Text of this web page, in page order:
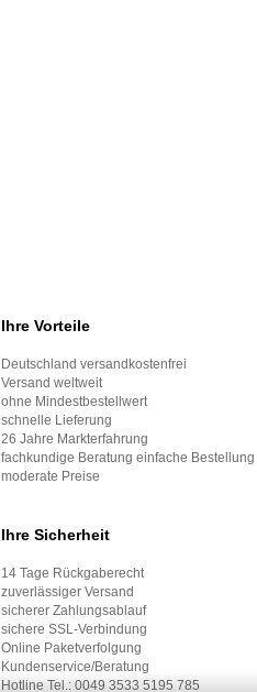
Ihre Vorteile
Deutschland versandkostenfrei
Versand weltweit
ohne Mindestbestellwert
schnelle Lieferung
26 Jahre Markterfahrung
fachkundige Beratung einfache Bestellung
moderate Preise
Ihre Sicherheit
14 Tage Rückgaberecht
zuverlässiger Versand
sicherer Zahlungsablauf
sichere SSL-Verbindung
Online Paketverfolgung
Kundenservice/Beratung
Hotline Tel.: 0049 3533 5195 785